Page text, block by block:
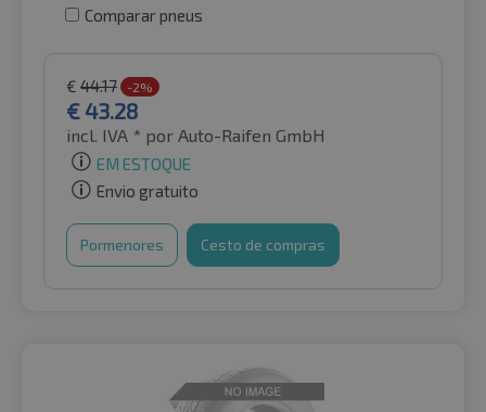
Comparar pneus
€ 44.17 -2%
€ 43.28
incl. IVA * por Auto-Raifen GmbH
EM ESTOQUE
Envio gratuito
Pormenores Cesto de compras